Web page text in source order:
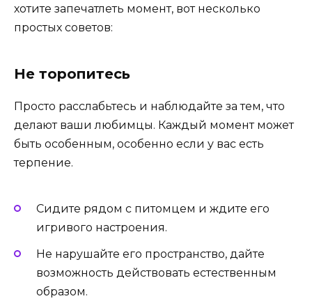
хотите запечатлеть момент, вот несколько
простых советов:
Не торопитесь
Просто расслабьтесь и наблюдайте за тем, что
делают ваши любимцы. Каждый момент может
быть особенным, особенно если у вас есть
терпение.
Сидите рядом с питомцем и ждите его
игривого настроения.
Не нарушайте его пространство, дайте
возможность действовать естественным
образом.